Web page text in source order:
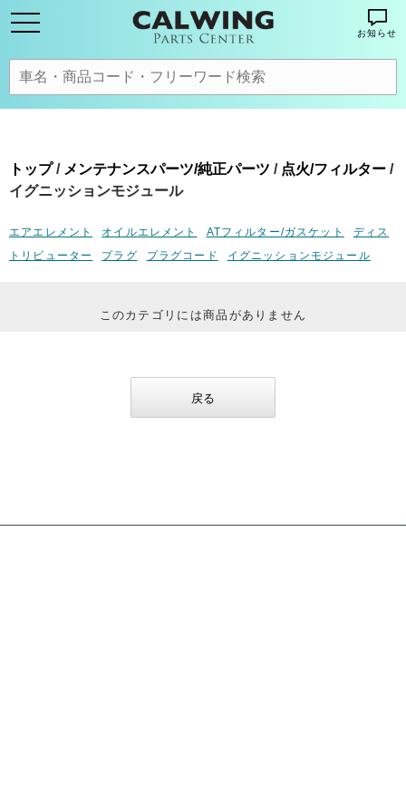
お知らせ
トップ/ メンテナンスパーツ/純正パーツ / 点火/フィルター /
イグニッションモジュール
エアエレメント オイルエレメント ATフィルター/ガスケット
ディス
トリビューター
プラグ プラグコード イグニッションモジュール
このカテゴリには商品がありません
戻る